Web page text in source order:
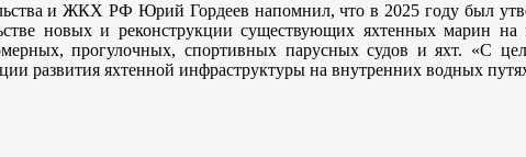
и ЖКХ РФ Юрий Гордеев напомнил, что в 2025 году был
новых и реконструкции существующих яхтенных марин
прогулочных, спортивных парусных судов и яхт. «С
развития яхтенной инфраструктуры на внутренних водных